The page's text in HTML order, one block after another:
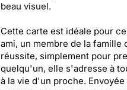
beau visuel.
Cette carte est idéale pour
ami, un membre de la
réussite, simplement pour
quelqu'un, elle s'adresse à
à la vie d'un proche.